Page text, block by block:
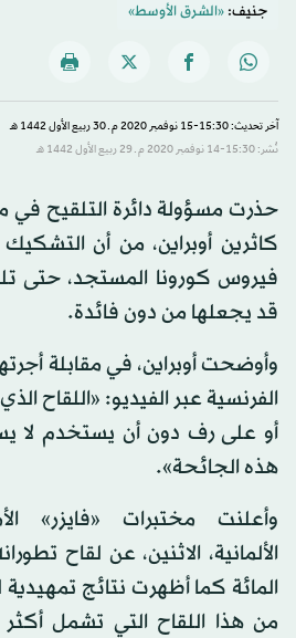
جنيف:«الشرق الأوسط»
آخر تحديث: 15:30-15 نوفمبر 2020 م ـ 30 ربيع الأول 1442 هـ
نُشر: 15:30-14 نوفمبر 2020 م ـ 29 ربيع الأول 1442 هـ
حذرت مسؤولة دائرة التلقيح في
كاثرين أوبراين، من أن
فيروس كورونا المستجد، حتى
قد يجعلها من دون فائدة.
وأوضحت أوبراين، في مقابلة
الفرنسية عبر الفيديو: «اللقاح
أو على رف دون أن يستخدم لا
هذه الجائحة».
وأعلنت مختبرات «فايزر»
المائة كما أظهرت نتائج تمهيدية